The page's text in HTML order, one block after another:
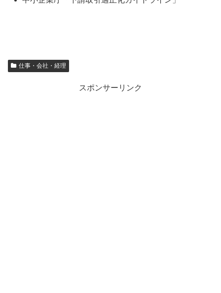
仕事・会社・経理
スポンサーリンク